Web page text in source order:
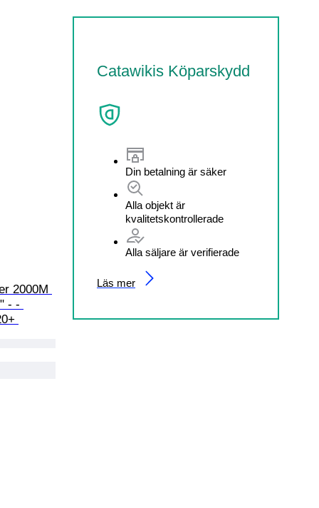
Catawikis Köparskydd
Din betalning är säker
Alla objekt är
kvalitetskontrollerade
Alla säljare är verifierade
Läs mer
2000M
- -